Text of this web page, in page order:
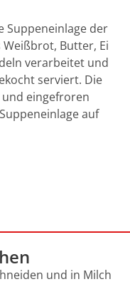
Suppeneinlage der
Butter, Ei
verarbeitet und
serviert. Die
eingefroren
auf
und in Milch